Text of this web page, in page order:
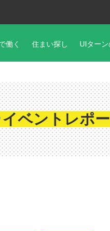
働く 住まい探し UIター
ベントレポ